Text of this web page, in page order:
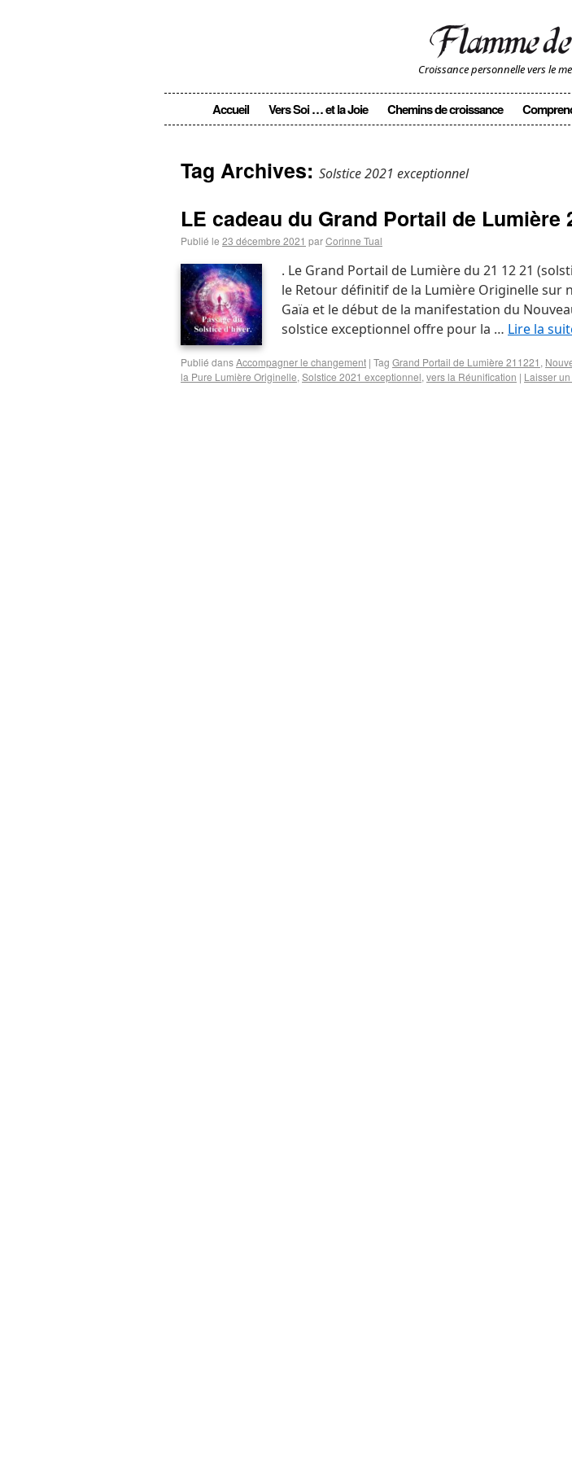
Croissance personnelle vers le
Accueil Vers Soi … et la Joie Chemins de croissance
Tag Archives: Solstice 2021 exceptionnel
LE cadeau du Grand Portail de Lumière
Publié le 23 décembre 2021 parCorinne Tual
. Le Grand Portail de Lumière du 21 12 21
le Retour définitif de la Lumière Originelle sur
Gaïa et le début de la manifestation du
solstice exceptionnel offre pour la … Lire la
Publié dansAccompagner le changement | Tag Grand Portail de Lumière 211221 ,
la Pure Lumière Originelle, Solstice 2021 exceptionnel, vers la Réunification | Laisser